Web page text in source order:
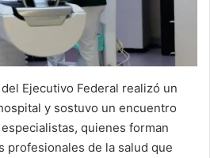
Ejecutivo Federal realizó un
y sostuvo un encuentro
quienes forman
profesionales de la salud que